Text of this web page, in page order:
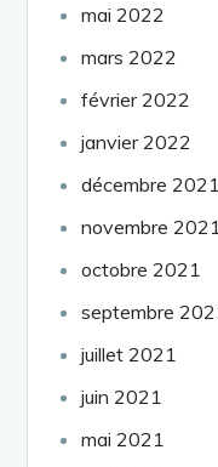
mai 2022
mars 2022
février 2022
janvier 2022
décembre 2021
novembre 2021
octobre 2021
septembre
juillet 2021
juin 2021
mai 2021